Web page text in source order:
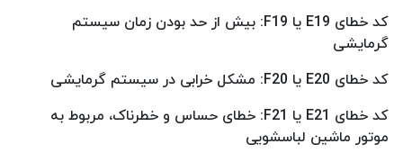
کد خطای E19 یا F19: بیش از حد بودن زمان سیستم
گرمایشی
کد خطای E20 یا F20: مشکل خرابی در سیستم گرمایشی
کد خطای E21 یا F21: خطای حساس و خطرناک، مربوط به
موتور ماشین لباسشویی